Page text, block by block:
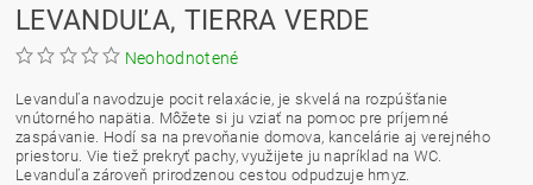
LEVANDUĽA, TIERRA VERDE
Neohodnotené
Levanduľa navodzuje pocit relaxácie, je skvelá na rozpúšťanie
vnútorného napätia. Môžete si ju vziať na pomoc pre príjemné
zaspávanie. Hodí sa na prevoňanie domova, kancelárie aj verejného
priestoru. Vie tiež prekryť pachy, využijete ju napríklad na WC.
Levanduľa zároveň prirodzenou cestou odpudzuje hmyz.